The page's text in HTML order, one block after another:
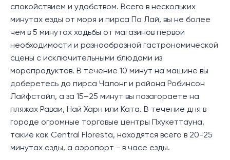
спокойствием и удобством. Всего в нескольких
минутах езды от моря и пирса Па Лай, вы не более
чем в 5 минутах ходьбы от магазинов первой
необходимости и разнообразной гастрономической
сцены с исключительными блюдами из
морепродуктов. В течение 10 минут на машине вы
доберетесь до пирса Чалонг и района Робинсон
Лайфстайл, а за 15–25 минут вы позагораете на
пляжах Раваи, Най Харн или Ката. В течение дня в
городе огромные торговые центры Пхукеттауна,
такие как Central Floresta, находятся всего в 20-25
минутах езды, а аэропорт - в часе езды.